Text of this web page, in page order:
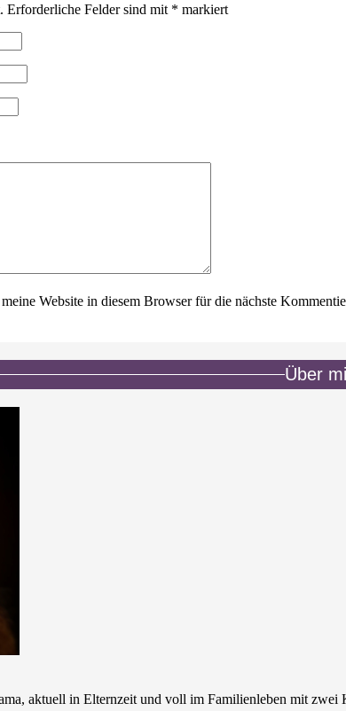
Erforderliche Felder sind mit * markiert
Website in diesem Browser für die nächste
Über
aktuell in Elternzeit und voll im Familienleben mit